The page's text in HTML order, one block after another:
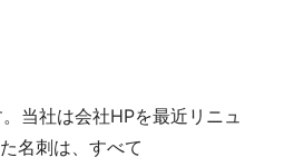
当社は会社HPを最近リニュ
名刺は、すべて